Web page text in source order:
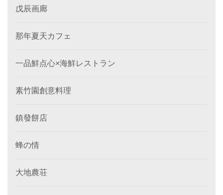
戊辰画廊
那年夏天カフェ
一品鮮点心×海鮮レストラン
素竹園創意料理
鎮發餅店
蜂の情
大地農荘